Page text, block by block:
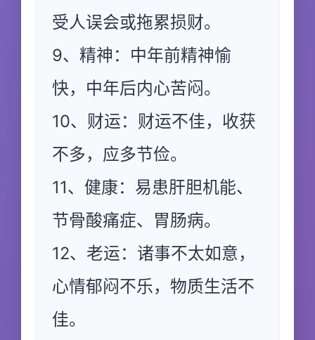
受人误会或拖累损财。
9、精神：中年前精神愉
快，中年后内心苦闷。
10、财运：财运不佳，收获
不多，应多节俭。
11、健康：易患肝胆机能、
节骨酸痛症、胃肠病。
12、老运：诸事不太如意，
心情郁闷不乐，物质生活不
佳。